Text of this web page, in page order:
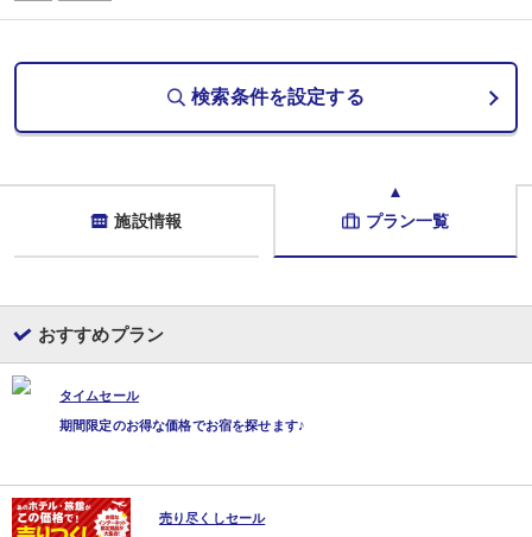
検索条件を設定する
施設情報 プラン一覧
おすすめプラン
タイムセール
期間限定のお得な価格でお宿を探せます♪
売り尽くしセール